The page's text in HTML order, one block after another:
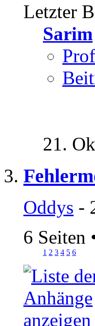
Letzter
Sarim
21.
Oddys -
6 Seiten
1 2 3 4 5 6